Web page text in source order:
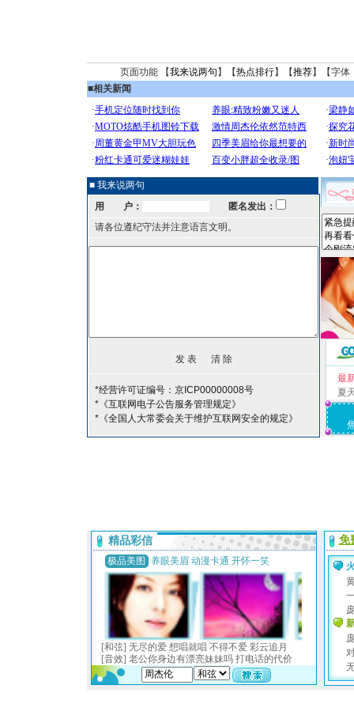
页面功能 【我来说两句 】【热点排行】【推荐】【字体
■相关新闻
■ 我来说两句
用 户：
匿名发出：
请各位遵纪守法并注意语言文明。
*经营许可证编号：京ICP00000008号
*《互联网电子公告服务管理规定》
*《全国人大常委会关于维护互联网安全的规定》
最
夏